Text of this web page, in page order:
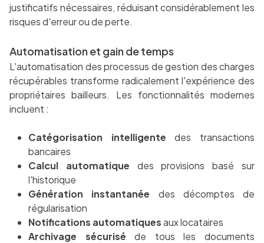
justificatifs nécessaires, réduisant considérablement les
risques d'erreur ou de perte.
Automatisation et gain de temps
L'automatisation des processus de gestion des charges
récupérables transforme radicalement l'expérience des
propriétaires bailleurs. Les fonctionnalités modernes
incluent :
Catégorisation intelligente des transactions
bancaires
Calcul automatique des provisions basé sur
l'historique
Génération instantanée des décomptes de
régularisation
Notifications automatiquesaux locataires
Archivage sécurisé de tous les documents